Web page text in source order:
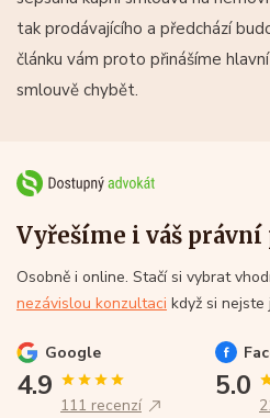
tak prodávajícího a předchází
článku vám proto přinášíme
smlouvě chybět.
Vyřešíme i váš
Osobně i online. Stačí si vybrat
nezávislou konzultaci když si nejste
Google
4.9
111 recenzí
5.0